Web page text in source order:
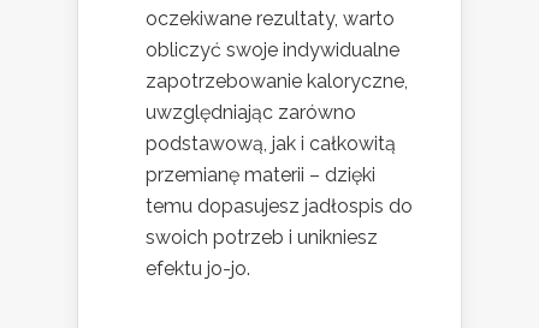
oczekiwane rezultaty, warto
obliczyć swoje indywidualne
zapotrzebowanie kaloryczne,
uwzględniając zarówno
podstawową, jak i całkowitą
przemianę materii – dzięki
temu dopasujesz jadłospis do
swoich potrzeb i unikniesz
efektu jo-jo.